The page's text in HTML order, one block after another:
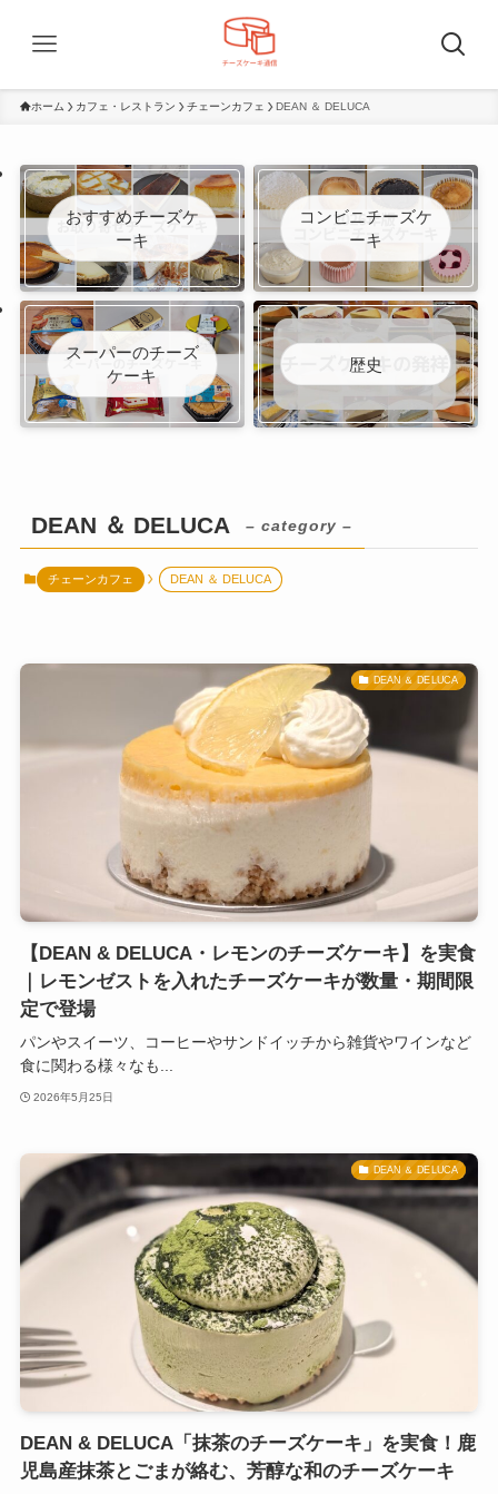
ホーム カフェ・レストラン チェーンカフェ DEAN ＆ DELUCA
おすすめチーズケ
ーキ
コンビニチーズケ
ーキ
スーパーのチーズ
ケーキ
歴史
DEAN ＆ DELUCA – category –
チェーンカフェ DEAN ＆ DELUCA
DEAN ＆ DELUCA
【DEAN & DELUCA・レモンのチーズケーキ】を実食
｜レモンゼストを入れたチーズケーキが数量・期間限
定で登場
パンやスイーツ、コーヒーやサンドイッチから雑貨やワインなど
食に関わる様々なも...
2026年5月25日
DEAN ＆ DELUCA
DEAN & DELUCA「抹茶のチーズケーキ」を実食！鹿
児島産抹茶とごまが絡む、芳醇な和のチーズケーキ